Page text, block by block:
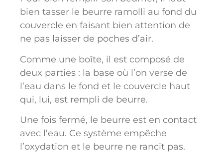
bien tasser le beurre ramolli au fond du
couvercle en faisant bien attention de
ne pas laisser de poches d’air.
Comme une boîte, il est composé de
deux parties : la base où l’on verse de
l’eau dans le fond et le couvercle haut
qui, lui, est rempli de beurre.
Une fois fermé, le beurre est en contact
avec l’eau. Ce système empêche
l’oxydation et le beurre ne rancit pas.